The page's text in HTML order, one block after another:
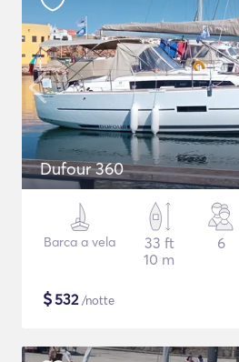
Dufour 360
Barca a vela
33 ft
10 m
6
$532/notte